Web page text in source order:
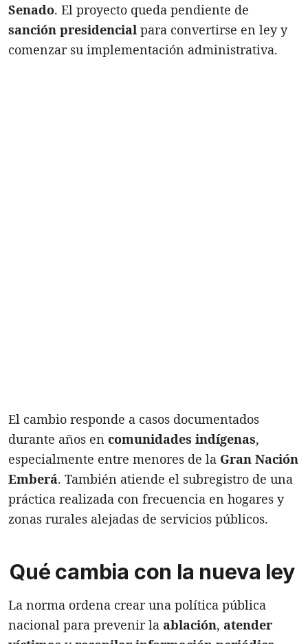
Senado. El proyecto queda pendiente de
sanción presidencial para convertirse en ley y
comenzar su implementación administrativa.
El cambio responde a casos documentados
durante años en comunidades indígenas,
especialmente entre menores de la Gran Nación
Emberá. También atiende el subregistro de una
práctica realizada con frecuencia en hogares y
zonas rurales alejadas de servicios públicos.
Qué cambia con la nueva ley
La norma ordena crear una política pública
nacional para prevenir la ablación, atender